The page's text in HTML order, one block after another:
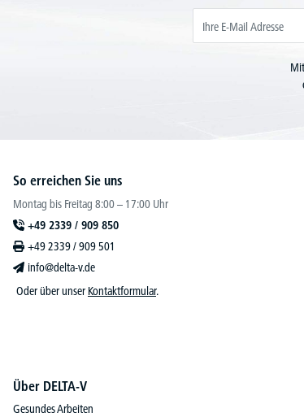
So erreichen Sie uns
Montag bis Freitag 8:00 – 17:00 Uhr
+49 2339 / 909 850
+49 2339 / 909 501
info@delta-v.de
Oder über unser Kontaktformular.
Über DELTA-V
Gesundes Arbeiten